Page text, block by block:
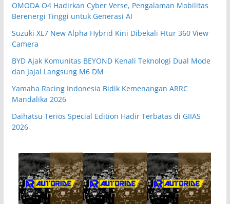
OMODA O4 Hadirkan Cyber Verse, Pengalaman Mobilitas
Berenergi Tinggi untuk Generasi AI
Suzuki XL7 New Alpha Hybrid Kini Dibekali FItur 360 View
Camera
BYD Ajak Komunitas BEYOND Kenali Teknologi Dual Mode
dan Jajal Langsung M6 DM
Yamaha Racing Indonesia Bidik Kemenangan ARRC
Mandalika 2026
Daihatsu Terios Special Edition Hadir Terbatas di GIIAS
2026